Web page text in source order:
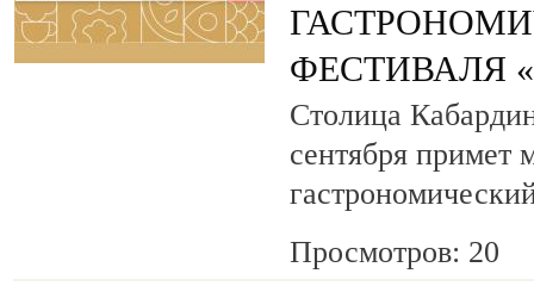
ФЕСТИВАЛЯ
Столица
сентября примет
Просмотров: 20